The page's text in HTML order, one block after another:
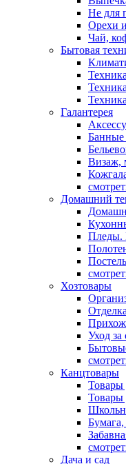
Не для
Орехи
Чай,
Бытовая
Галантерея
Банные
Визаж,
Домашний
Пледы.
Хозтовары
Уход
Канцтовары
Товары
Товары
Дача и сад